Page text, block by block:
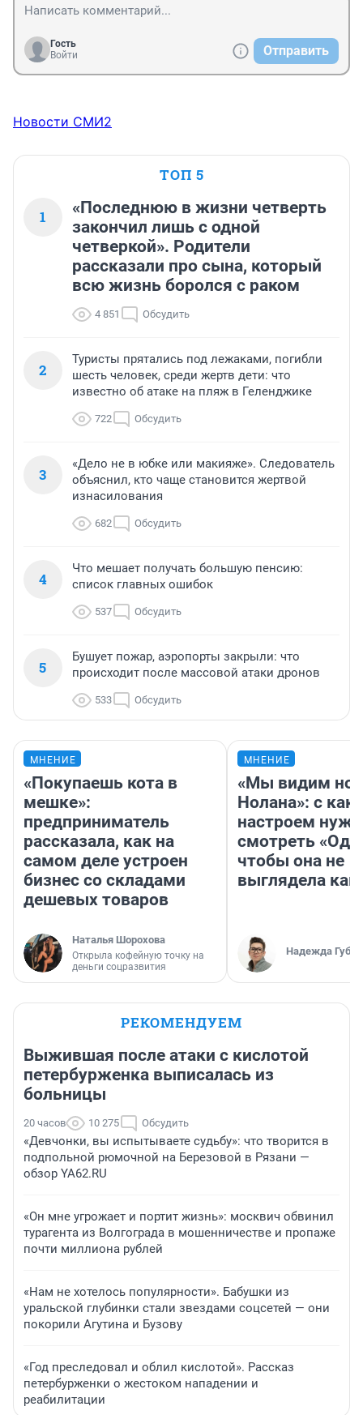
Гость
Войти
Отправить
Новости СМИ2
ТОП 5
1
«Последнюю в жизни четверть
закончил лишь с одной
четверкой». Родители
рассказали про сына, который
всю жизнь боролся с раком
4 851 Обсудить
2
Туристы прятались под лежаками, погибли
шесть человек, среди жертв дети: что
известно об атаке на пляж в Геленджике
722 Обсудить
3
«Дело не в юбке или макияже». Следователь
объяснил, кто чаще становится жертвой
изнасилования
682 Обсудить
4
Что мешает получать большую пенсию:
список главных ошибок
537 Обсудить
5
Бушует пожар, аэропорты закрыли: что
происходит после массовой атаки дронов
533 Обсудить
МНЕНИЕ
«Покупаешь кота в
мешке»:
предприниматель
рассказала, как на
самом деле устроен
бизнес со складами
дешевых товаров
Наталья Шорохова
Открыла кофейную точку на
деньги соцразвития
МНЕНИЕ
«Мы видим
Нолана»: с
настроем
смотреть
чтобы она не
выглядела как
Надежда
РЕКОМЕНДУЕМ
Выжившая после атаки с кислотой
петербурженка выписалась из
больницы
20 часов 10 275 Обсудить
«Девчонки, вы испытываете судьбу»: что творится в
подпольной рюмочной на Березовой в Рязани —
обзор YA62.RU
«Он мне угрожает и портит жизнь»: москвич обвинил
турагента из Волгограда в мошенничестве и пропаже
почти миллиона рублей
«Нам не хотелось популярности». Бабушки из
уральской глубинки стали звездами соцсетей — они
покорили Агутина и Бузову
«Год преследовал и облил кислотой». Рассказ
петербурженки о жестоком нападении и
реабилитации